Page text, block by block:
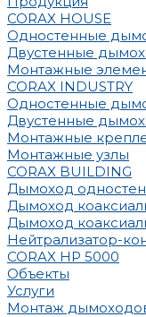
CORAX HOUSE
Одностенные
Двустенные
Монтажные
CORAX INDUSTRY
Одностенные
Двустенные
Монтажные
Монтажные узлы
CORAX BUILDING
Дымоход
Дымоход
Дымоход
Нейтрализатор-
CORAX HP 5000
Объекты
Услуги
Монтаж